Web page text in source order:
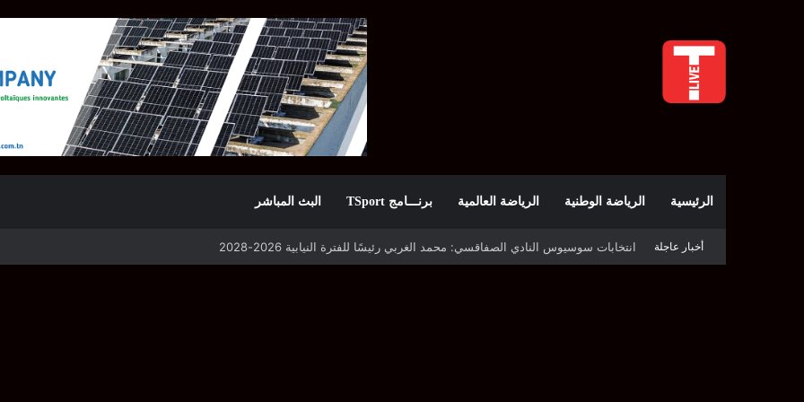
الرئيسية الرياضة الوطنية الرياضة العالمية برنـــامج TSport البث المباشر
أخبار عاجلة قرعة دوري أبطال إفريقيا: النادي الإفريقي في حال التأهل يواجه مازمبي أو ميدياما